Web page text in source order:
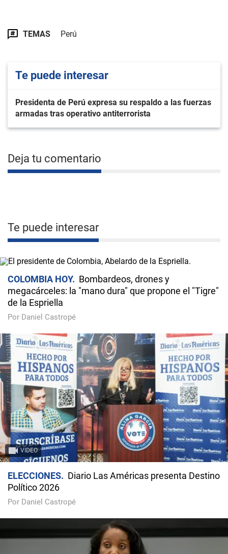
TEMAS Perú
Te puede interesar
Presidenta de Perú expresa su respaldo a las fuerzas
armadas tras operativo antiterrorista
Deja tu comentario
Te puede interesar
COLOMBIA HOY
Bombardeos, drones y
megacárceles: la "mano dura" que propone el "Tigre"
de la Espriella
Por Daniel Castropé
VIDEO
ELECCIONES
Diario Las Américas presenta Destino
Político 2026
Por Daniel Castropé